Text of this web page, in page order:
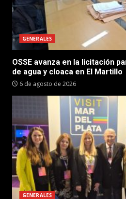
GENERALES
OSSE avanza en la licitación
de agua y cloaca en El Martillo
6 de agosto de 2026
GENERALES